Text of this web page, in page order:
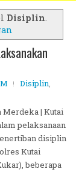
Disiplin
Disiplin,
Merdeka | Kutai
pelaksanaan
disiplin
Kutai
beberapa